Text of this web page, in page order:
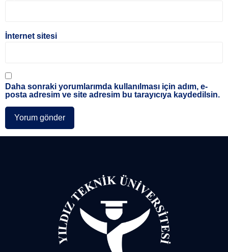
İnternet sitesi
Daha sonraki yorumlarımda kullanılması için adım, e-
posta adresim ve site adresim bu tarayıcıya kaydedilsin.